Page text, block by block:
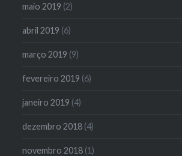
maio 2019 (2)
abril 2019 (6)
março 2019 (9)
fevereiro 2019 (6)
janeiro 2019 (4)
dezembro 2018 (4)
novembro 2018 (1)